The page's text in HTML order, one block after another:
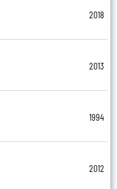
2018
2013
1994
2012